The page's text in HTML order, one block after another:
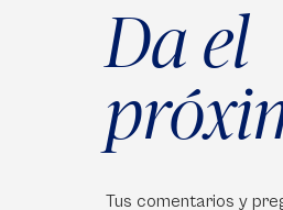
Da el
Tus comentarios y